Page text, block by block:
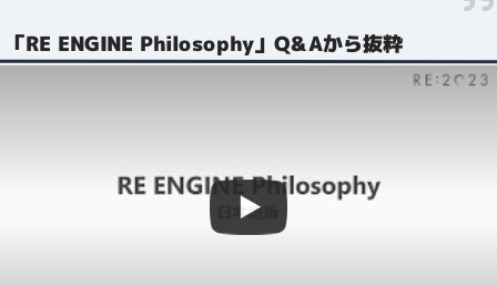
「RE ENGINE Philosophy」Q&Aから抜粋